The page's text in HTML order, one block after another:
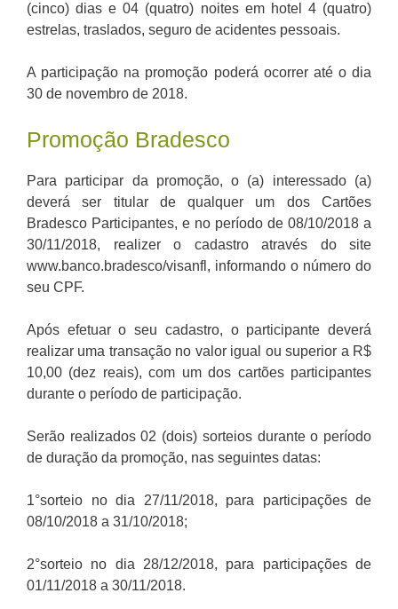
(cinco) dias e 04 (quatro) noites em hotel 4 (quatro)
estrelas, traslados, seguro de acidentes pessoais.
A participação na promoção poderá ocorrer até o dia
30 de novembro de 2018.
Promoção Bradesco
Para participar da promoção, o (a) interessado (a)
deverá ser titular de qualquer um dos Cartões
Bradesco Participantes, e no período de 08/10/2018 a
30/11/2018, realizer o cadastro através do site
www.banco.bradesco/visanfl, informando o número do
seu CPF.
Após efetuar o seu cadastro, o participante deverá
realizar uma transação no valor igual ou superior a R$
10,00 (dez reais), com um dos cartões participantes
durante o período de participação.
Serão realizados 02 (dois) sorteios durante o período
de duração da promoção, nas seguintes datas:
1°sorteio no dia 27/11/2018, para participações de
08/10/2018 a 31/10/2018;
2°sorteio no dia 28/12/2018, para participações de
01/11/2018 a 30/11/2018.